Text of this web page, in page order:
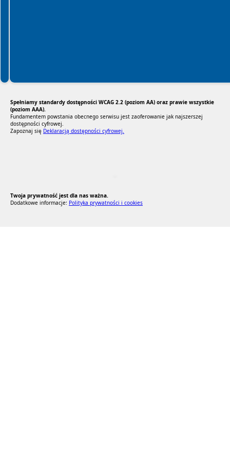
Spełniamy standardy dostępności WCAG 2.2 (poziom AA) oraz prawie wszystkie
(poziom AAA).
Fundamentem powstania obecnego serwisu jest zaoferowanie jak najszerszej
dostępności cyfrowej.
Zapoznaj się Deklaracją dostępności cyfrowej.
Twoja prywatność jest dla nas ważna.
Dodatkowe informacje: Polityka prywatności i cookies